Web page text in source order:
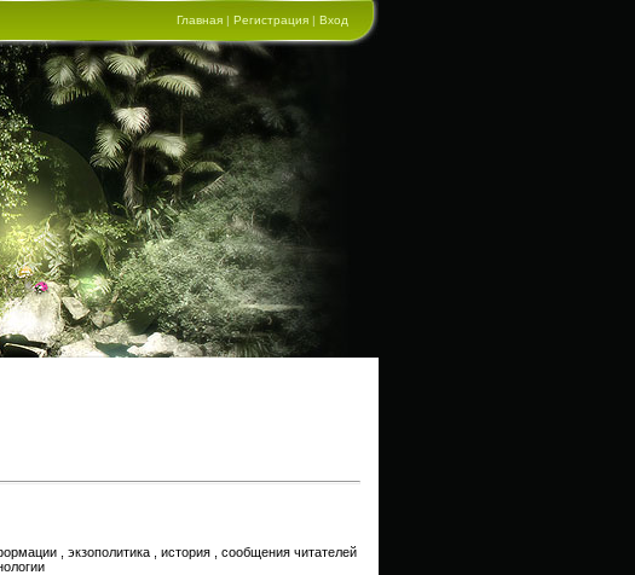
Главная | Регистрация | Вход
, экзополитика , история , сообщения читателей